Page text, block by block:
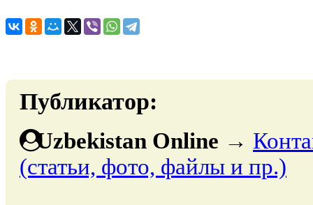
Публикатор:
Uzbekistan Online →
(статьи, фото, файлы и пр.)